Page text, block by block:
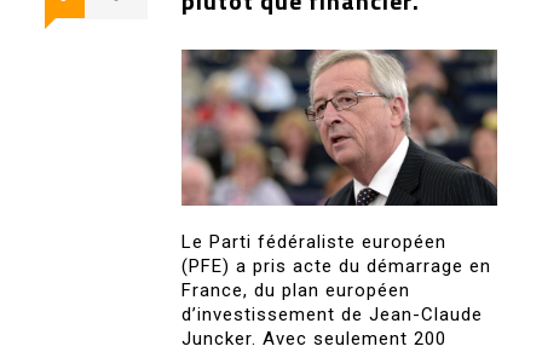
Le Parti fédéraliste européen
(PFE) a pris acte du démarrage en
France, du plan européen
d’investissement de Jean-Claude
Juncker. Avec seulement 200